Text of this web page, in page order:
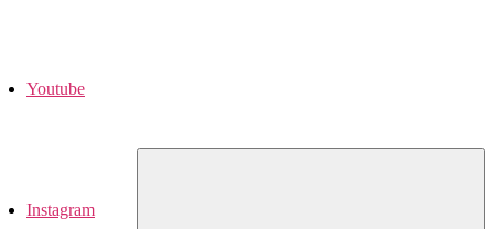
Youtube
Instagram